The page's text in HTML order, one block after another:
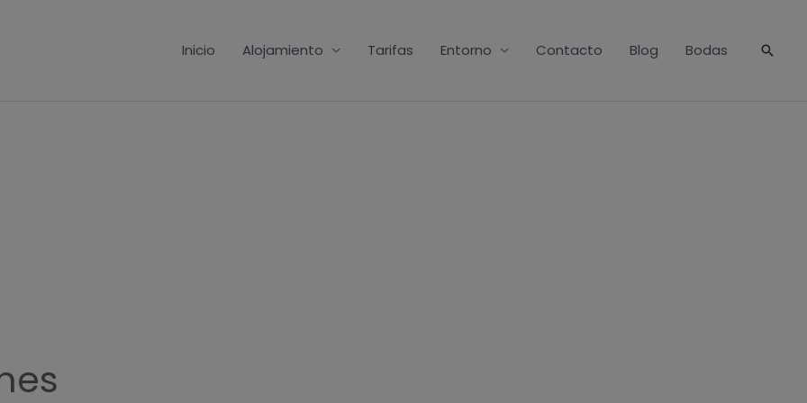
Inicio Alojamiento Tarifas Entorno Contacto Blog Bodas